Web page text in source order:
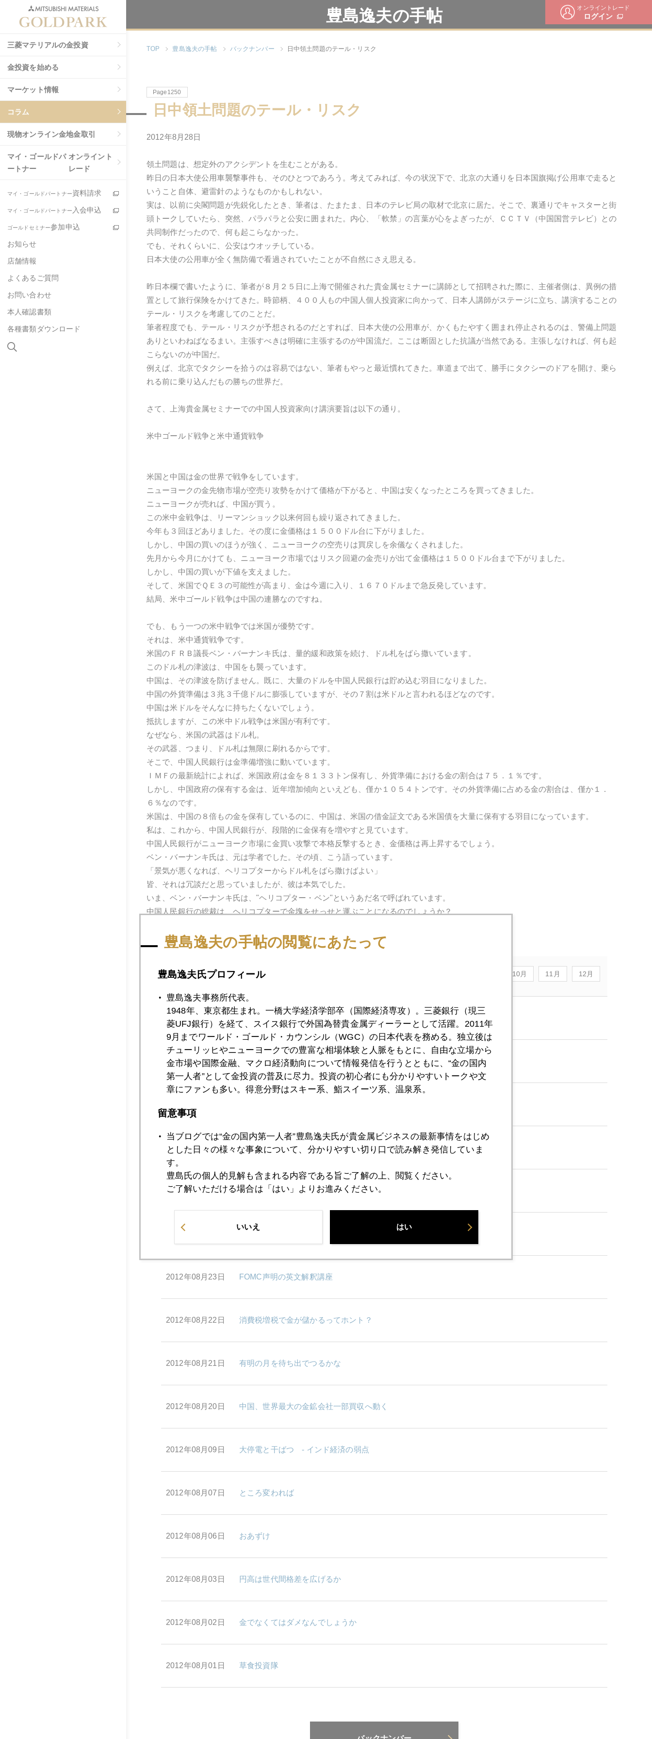
オンライントレード
ログイン
三菱マテリアルの金投資
金投資を始める
マーケット情報
コラム
現物オンライン金地金取引
マイ・ゴールドパ
ートナー
オンライント
レード
マイ・ゴールドパートナー資料請求
マイ・ゴールドパートナー 入会申込
ゴールドセミナー参加申込
お知らせ
店舗情報
よくあるご質問
お問い合わせ
本人確認書類
各種書類ダウンロード
豊島逸夫の手帖
TOP 豊島逸夫の手帖 バックナンバー 日中領土問題のテール・リスク
Page1250
日中領土問題のテール・リスク
2012年8月28日
領土問題は、想定外のアクシデントを生むことがある。
昨日の日本大使公用車襲撃事件も、そのひとつであろう。考えてみれば、今の状況下で、北京の大通りを日本国旗掲げ公用車で走ると
いうこと自体、避雷針のようなものかもしれない。
実は、以前に尖閣問題が先鋭化したとき、筆者は、たまたま、日本のテレビ局の取材で北京に居た。そこで、裏通りでキャスターと街
頭トークしていたら、突然、パラパラと公安に囲まれた。内心、「軟禁」の言葉が心をよぎったが、ＣＣＴＶ（中国国営テレビ）との
共同制作だったので、何も起こらなかった。
でも、それくらいに、公安はウオッチしている。
日本大使の公用車が全く無防備で看過されていたことが不自然にさえ思える。
昨日本欄で書いたように、筆者が８月２５日に上海で開催された貴金属セミナーに講師として招聘された際に、主催者側は、異例の措
置として旅行保険をかけてきた。時節柄、４００人もの中国人個人投資家に向かって、日本人講師がステージに立ち、講演することの
テール・リスクを考慮してのことだ。
筆者程度でも、テール・リスクが予想されるのだとすれば、日本大使の公用車が、かくもたやすく囲まれ停止されるのは、警備上問題
ありといわねばなるまい。主張すべきは明確に主張するのが中国流だ。ここは断固とした抗議が当然である。主張しなければ、何も起
こらないのが中国だ。
例えば、北京でタクシーを拾うのは容易ではない、筆者もやっと最近慣れてきた。車道まで出て、勝手にタクシーのドアを開け、乗ら
れる前に乗り込んだもの勝ちの世界だ。
さて、上海貴金属セミナーでの中国人投資家向け講演要旨は以下の通り。
米中ゴールド戦争と米中通貨戦争
米国と中国は金の世界で戦争をしています。
ニューヨークの金先物市場が空売り攻勢をかけて価格が下がると、中国は安くなったところを買ってきました。
ニューヨークが売れば、中国が買う。
この米中金戦争は、リーマンショック以来何回も繰り返されてきました。
今年も３回ほどありました。その度に金価格は１５００ドル台に下がりました。
しかし、中国の買いのほうが強く、ニューヨークの空売りは買戻しを余儀なくされました。
先月から今月にかけても、ニューヨーク市場ではリスク回避の金売りが出て金価格は１５００ドル台まで下がりました。
しかし、中国の買いが下値を支えました。
そして、米国でＱＥ３の可能性が高まり、金は今週に入り、１６７０ドルまで急反発しています。
結局、米中ゴールド戦争は中国の連勝なのですね。
でも、もう一つの米中戦争では米国が優勢です。
それは、米中通貨戦争です。
米国のＦＲＢ議長ベン・バーナンキ氏は、量的緩和政策を続け、ドル札をばら撒いています。
このドル札の津波は、中国をも襲っています。
中国は、その津波を防げません。既に、大量のドルを中国人民銀行は貯め込む羽目になりました。
中国の外貨準備は３兆３千億ドルに膨張していますが、その７割は米ドルと言われるほどなのです。
中国は米ドルをそんなに持ちたくないでしょう。
抵抗しますが、この米中ドル戦争は米国が有利です。
なぜなら、米国の武器はドル札。
その武器、つまり、ドル札は無限に刷れるからです。
そこで、中国人民銀行は金準備増強に動いています。
ＩＭＦの最新統計によれば、米国政府は金を８１３３トン保有し、外貨準備における金の割合は７５．１％です。
しかし、中国政府の保有する金は、近年増加傾向といえども、僅か１０５４トンです。その外貨準備に占める金の割合は、僅か１．
６％なのです。
米国は、中国の８倍もの金を保有しているのに、中国は、米国の借金証文である米国債を大量に保有する羽目になっています。
私は、これから、中国人民銀行が、段階的に金保有を増やすと見ています。
中国人民銀行がニューヨーク市場に金買い攻撃で本格反撃するとき、金価格は再上昇するでしょう。
ベン・バーナンキ氏は、元は学者でした。その頃、こう語っています。
「景気が悪くなれば、ヘリコプターからドル札をばら撒けばよい」
皆、それは冗談だと思っていましたが、彼は本気でした。
いま、ベン・バーナンキ氏は、"ヘリコプター・ベン"というあだ名で呼ばれています。
中国人民銀行の総裁は、ヘリコプターで金塊をせっせと運ぶことになるのでしょうか？
2012年 1月 2月 10月 11月 12月
2012年08月31日 いよいよ秋相場入り
2012年08月30日 金市場資金流入続いている証拠
2012年08月28日 日中領土問題のテール・リスク
2012年08月27日 現地で感じた領土問題
2012年08月24日 投資も結婚も長期保有！
2012年08月23日 FOMC声明の英文解釈講座
2012年08月22日 消費税増税で金が儲かるってホント？
2012年08月21日 有明の月を待ち出でつるかな
2012年08月20日 中国、世界最大の金鉱会社一部買収へ動く
2012年08月09日 大停電と干ばつ - インド経済の弱点
2012年08月07日 ところ変われば
2012年08月06日 おあずけ
2012年08月03日 円高は世代間格差を広げるか
2012年08月02日 金でなくてはダメなんでしょうか
2012年08月01日 草食投資隊
豊島逸夫の手帖の閲覧にあたって
豊島逸夫氏プロフィール
豊島逸夫事務所代表。
1948年、東京都生まれ。一橋大学経済学部卒（国際経済専攻）。三菱銀行（現三
菱UFJ銀行）を経て、スイス銀行で外国為替貴金属ディーラーとして活躍。2011年
9月までワールド・ゴールド・カウンシル（WGC）の日本代表を務める。独立後は
チューリッヒやニューヨークでの豊富な相場体験と人脈をもとに、自由な立場から
金市場や国際金融、マクロ経済動向について情報発信を行うとともに、“金の国内
第一人者”として金投資の普及に尽力。投資の初心者にも分かりやすいトークや文
章にファンも多い。得意分野はスキー系、鮨スイーツ系、温泉系。
留意事項
当ブログでは“金の国内第一人者”豊島逸夫氏が貴金属ビジネスの最新事情をはじめ
とした日々の様々な事象について、分かりやすい切り口で読み解き発信していま
す。
豊島氏の個人的見解も含まれる内容である旨ご了解の上、閲覧ください。
ご了解いただける場合は「はい」よりお進みください。
いいえ はい